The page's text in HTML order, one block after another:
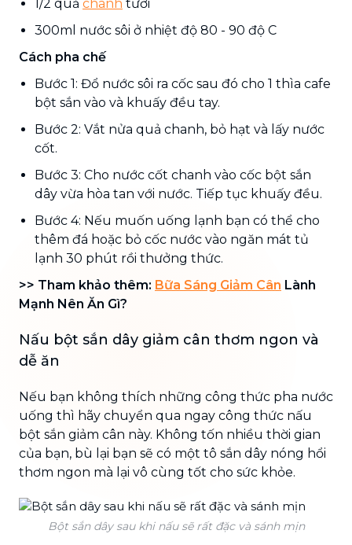
1/2 quả chanh tươi
300ml nước sôi ở nhiệt độ 80 - 90 độ C
Cách pha chế
Bước 1: Đổ nước sôi ra cốc sau đó cho 1 thìa cafe
bột sắn vào và khuấy đều tay.
Bước 2: Vắt nửa quả chanh, bỏ hạt và lấy nước
cốt.
Bước 3: Cho nước cốt chanh vào cốc bột sắn
dây vừa hòa tan với nước. Tiếp tục khuấy đều.
Bước 4: Nếu muốn uống lạnh bạn có thể cho
thêm đá hoặc bỏ cốc nước vào ngăn mát tủ
lạnh 30 phút rồi thưởng thức.
>> Tham khảo thêm: Bữa Sáng Giảm Cân Lành
Mạnh Nên Ăn Gì?
Nấu bột sắn dây giảm cân thơm ngon và
dễ ăn
Nếu bạn không thích những công thức pha nước
uống thì hãy chuyển qua ngay công thức nấu
bột sắn giảm cân này. Không tốn nhiều thời gian
của bạn, bù lại bạn sẽ có một tô sắn dây nóng hổi
thơm ngon mà lại vô cùng tốt cho sức khỏe.
Bột sắn dây sau khi nấu sẽ rất đặc và sánh mịn